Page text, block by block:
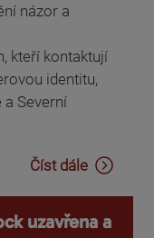
názor a
kteří kontaktují
identitu,
a Severní
Číst dále
uzavřena a